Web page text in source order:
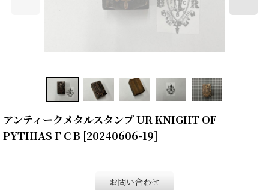
アンティークメタルスタンプ UR KNIGHT OF
PYTHIAS F C B [20240606-19]
お問い合わせ